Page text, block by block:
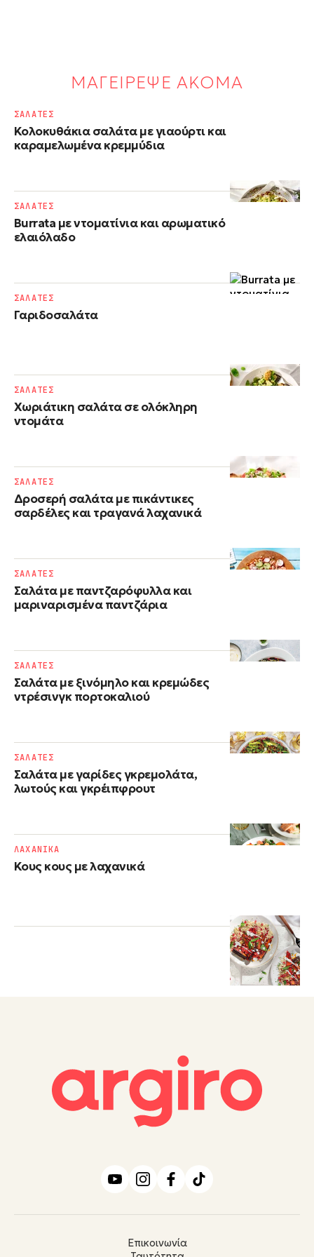
ΜΑΓΕΙΡΕΨΕ ΑΚΟΜΑ
Κολοκυθάκια σαλάτα με γιαούρτι και
καραμελωμένα κρεμμύδια
ΣΑΛΑΤΕΣ
Burrata με ντοματίνια και αρωματικό
ελαιόλαδο
ΣΑΛΑΤΕΣ
Γαριδοσαλάτα
ΣΑΛΑΤΕΣ
Χωριάτικη σαλάτα σε ολόκληρη
ντομάτα
ΣΑΛΑΤΕΣ
Δροσερή σαλάτα με πικάντικες
σαρδέλες και τραγανά λαχανικά
ΣΑΛΑΤΕΣ
Σαλάτα με παντζαρόφυλλα και
μαριναρισμένα παντζάρια
ΣΑΛΑΤΕΣ
Σαλάτα με ξινόμηλο και κρεμώδες
ντρέσινγκ πορτοκαλιού
ΣΑΛΑΤΕΣ
Σαλάτα με γαρίδες γκρεμολάτα,
λωτούς και γκρέιπφρουτ
ΣΑΛΑΤΕΣ
Κους κους με λαχανικά
ΛΑΧΑΝΙΚΑ
Επικοινωνία